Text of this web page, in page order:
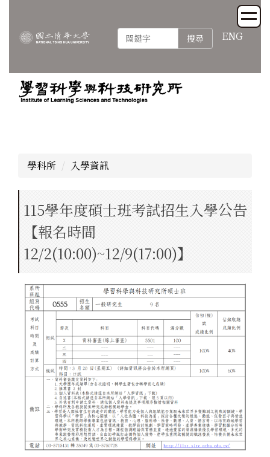
搜尋 ENG
學科所 入學資訊
115學年度碩士班考試招生入學公告
【報名時間
12/2(10:00)~12/9(17:00)】